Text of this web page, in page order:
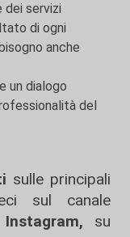
dei servizi
di ogni
anche
un dialogo
del
sulle principali
sul canale
Instagram, su